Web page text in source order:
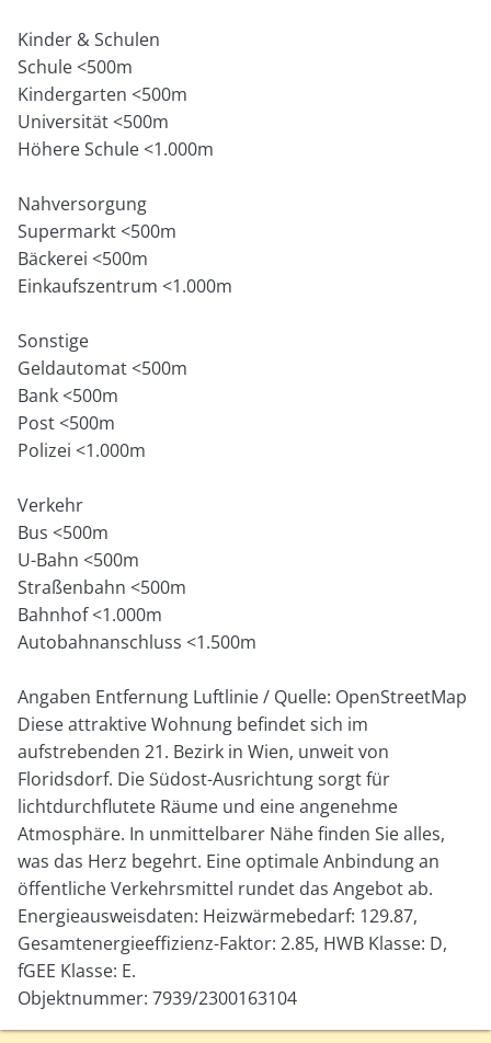
Kinder & Schulen
Schule <500m
Kindergarten <500m
Universität <500m
Höhere Schule <1.000m
Nahversorgung
Supermarkt <500m
Bäckerei <500m
Einkaufszentrum <1.000m
Sonstige
Geldautomat <500m
Bank <500m
Post <500m
Polizei <1.000m
Verkehr
Bus <500m
U-Bahn <500m
Straßenbahn <500m
Bahnhof <1.000m
Autobahnanschluss <1.500m
Angaben Entfernung Luftlinie / Quelle: OpenStreetMap
Diese attraktive Wohnung befindet sich im
aufstrebenden 21. Bezirk in Wien, unweit von
Floridsdorf. Die Südost-Ausrichtung sorgt für
lichtdurchflutete Räume und eine angenehme
Atmosphäre. In unmittelbarer Nähe finden Sie alles,
was das Herz begehrt. Eine optimale Anbindung an
öffentliche Verkehrsmittel rundet das Angebot ab.
Energieausweisdaten: Heizwärmebedarf: 129.87,
Gesamtenergieeffizienz-Faktor: 2.85, HWB Klasse: D,
fGEE Klasse: E.
Objektnummer: 7939/2300163104